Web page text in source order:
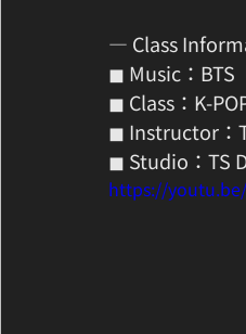
— Class
◼ Music：BTS
◼ Class：K-
◼ Instructor：
◼ Studio：TS
https://